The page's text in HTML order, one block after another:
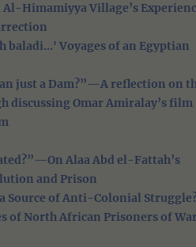
Himamiyya Village’s
baladi...' Voyages of an Egyptian
just a Dam?”—A reflection on
discussing Omar Amiralay’s film
Alaa Abd el-Fattah’s
and Prison
Source of Anti-Colonial
of North African Prisoners of